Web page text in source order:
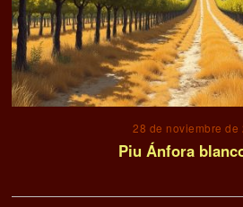
28 de noviembre de
Piu Ánfora